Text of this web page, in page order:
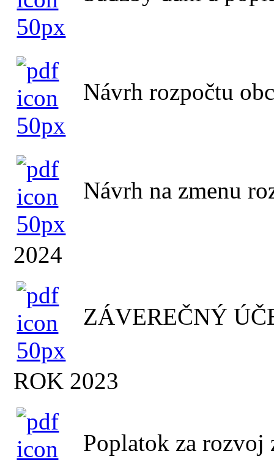
Návrh rozpočtu
Návrh na zmenu
2024
ZÁVEREČNÝ
ROK 2023
Poplatok za rozvoj